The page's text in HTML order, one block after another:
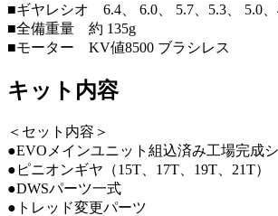
■ギヤレシオ 6.4、 6.0、 5.7、5.3、 5.0、
■全備重量 約 135g
■モーター KV値8500 ブラシレス
キット内容
＜セット内容＞
●EVOメインユニット組込済み工場完成
●ピニオンギヤ（15T、17T、19T、21T）
●DWSパーツ一式
●トレッド変更パーツ